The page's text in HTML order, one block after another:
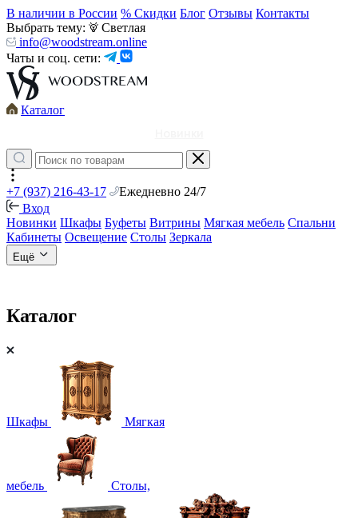
В наличии в России % Скидки Блог Отзывы Контакты
Выбрать тему:
Светлая
info@woodstream.online
Чаты и соц. сети:
Каталог
+7 (937) 216-43-17
Ежедневно 24/7
Вход
Новинки Шкафы Буфеты Витрины Мягкая мебель Спальни
Кабинеты Освещение Столы Зеркала
Ещё
Каталог
Шкафы Мягкая
мебель Столы,